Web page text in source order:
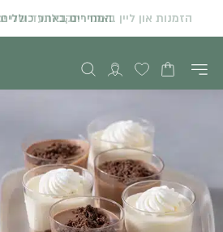
הזמנות און ליין באתר יתקבלו עד שני
המחירים באתר